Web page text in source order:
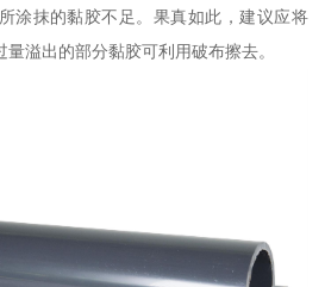
涂抹的黏胶不足。果真如此，建议应将
溢出的部分黏胶可利用破布擦去。